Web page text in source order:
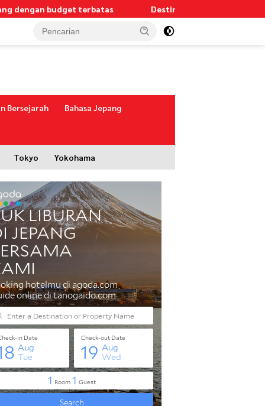
terbatas Destinasi alam terbaik di Jepang untuk
Bersejarah Bahasa Jepang
Tokyo Yokohama